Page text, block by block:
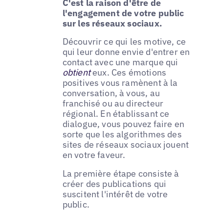
C'est la raison d'être de
l'engagement de votre public
sur les réseaux sociaux.
Découvrir ce qui les motive, ce
qui leur donne envie d'entrer en
contact avec une marque qui
obtienteux. Ces émotions
positives vous ramènent à la
conversation, à vous, au
franchisé ou au directeur
régional. En établissant ce
dialogue, vous pouvez faire en
sorte que les algorithmes des
sites de réseaux sociaux jouent
en votre faveur.
La première étape consiste à
créer des publications qui
suscitent l'intérêt de votre
public.